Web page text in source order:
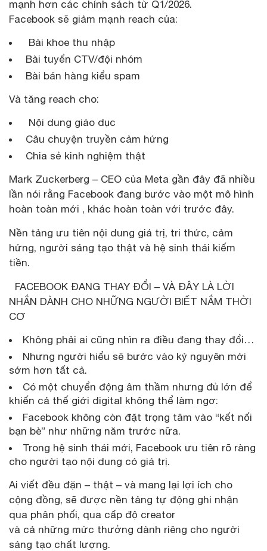
mạnh hơn các chính sách từ Q1/2026.
Facebook sẽ giảm mạnh reach của:
Bài khoe thu nhập
Bài tuyển CTV/đội nhóm
Bài bán hàng kiểu spam
Và tăng reach cho:
Nội dung giáo dục
Câu chuyện truyền cảm hứng
Chia sẻ kinh nghiệm thật
Mark Zuckerberg – CEO của Meta gần đây đã nhiều
lần nói rằng Facebook đang bước vào một mô hình
hoàn toàn mới , khác hoàn toàn với trước đây.
Nền tảng ưu tiên nội dung giá trị, tri thức, cảm
hứng, người sáng tạo thật và hệ sinh thái kiếm
tiền.
FACEBOOK ĐANG THAY ĐỔI – VÀ ĐÂY LÀ LỜI
NHẮN DÀNH CHO NHỮNG NGƯỜI BIẾT NẮM THỜI
CƠ
Không phải ai cũng nhìn ra điều đang thay đổi…
Nhưng người hiểu sẽ bước vào kỷ nguyên mới
sớm hơn tất cả.
Có một chuyển động âm thầm nhưng đủ lớn để
khiến cả thế giới digital không thể làm ngơ:
Facebook không còn đặt trọng tâm vào “kết nối
bạn bè” như những năm trước nữa.
Trong hệ sinh thái mới, Facebook ưu tiên rõ ràng
cho người tạo nội dung có giá trị.
Ai viết đều đặn – thật – và mang lại lợi ích cho
cộng đồng, sẽ được nền tảng tự động ghi nhận
qua phân phối, qua cấp độ creator
và cả những mức thưởng dành riêng cho người
sáng tạo chất lượng.